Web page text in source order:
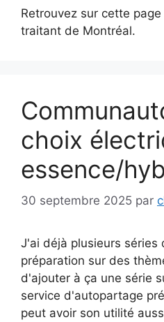
Retrouvez sur cette
traitant de Montréal.
choix
essence/
30 septembre 2025 par
J'ai déjà plusieurs séries
préparation sur des
d'ajouter à ça une série
service d'autopartage
peut avoir son utilité